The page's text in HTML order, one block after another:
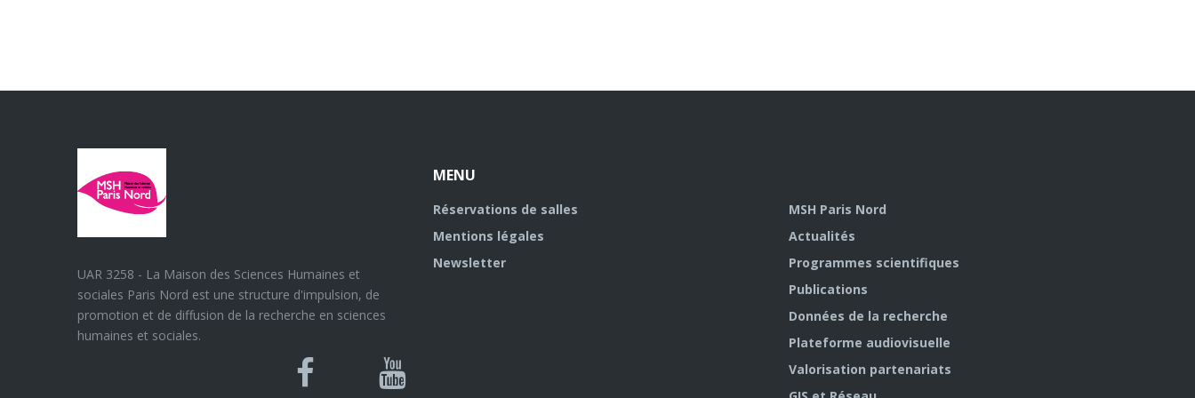
UAR 3258 - La Maison des Sciences Humaines et
sociales Paris Nord est une structure d'impulsion, de
promotion et de diffusion de la recherche en sciences
humaines et sociales.
Bluesky
Canal
MENU
Réservations de salles
Mentions légales
Newsletter
MSH Paris Nord
Actualités
Programmes scientifiques
Publications
Données de la recherche
Plateforme audiovisuelle
Valorisation partenariats